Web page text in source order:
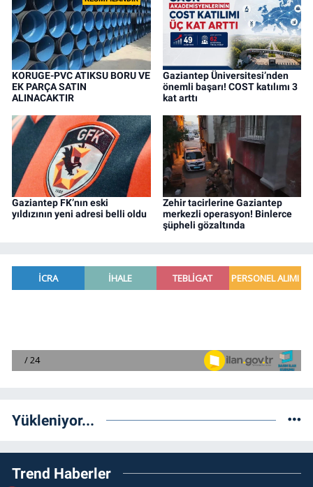
KORUGE-PVC ATIKSU BORU VE
EK PARÇA SATIN
ALINACAKTIR
Gaziantep Üniversitesi’nden
önemli başarı! COST katılımı 3
kat arttı
Gaziantep FK’nın eski
yıldızının yeni adresi belli oldu
Zehir tacirlerine Gaziantep
merkezli operasyon! Binlerce
şüpheli gözaltında
Yükleniyor...
Trend Haberler